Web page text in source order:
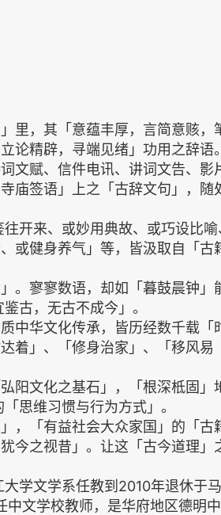
里，其「意蕴丰厚，言简意赅，
论精辟，寻端见绪」功用之辞语。
文赋、信件电讯、讲词文告、影
庙签语」上之「古辞文句」，随
开来、或妙用典故、或巧设比
或健身养气」等，皆汲取自「古
。寥寥数语，却如「暮鼓晨钟」
古，无古不成今」。
中华文化传承，皆历经数千载「
着」、「修身治家」、「移风易
阳文化之基石」，「根深柢固」
思维习惯与行为方式」。
，「有益社会大众家国」的「古
今之视昔」。让这「古今道理」
学文学系任教到2010年退休于
文学校教师，是华府地区德明